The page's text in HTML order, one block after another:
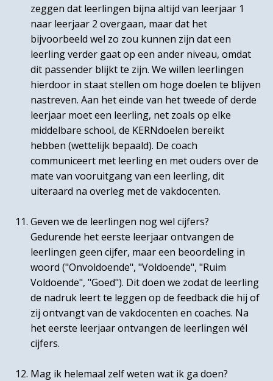
zeggen dat leerlingen bijna altijd van leerjaar 1
naar leerjaar 2 overgaan, maar dat het
bijvoorbeeld wel zo zou kunnen zijn dat een
leerling verder gaat op een ander niveau, omdat
dit passender blijkt te zijn. We willen leerlingen
hierdoor in staat stellen om hoge doelen te blijven
nastreven. Aan het einde van het tweede of derde
leerjaar moet een leerling, net zoals op elke
middelbare school, de KERNdoelen bereikt
hebben (wettelijk bepaald). De coach
communiceert met leerling en met ouders over de
mate van vooruitgang van een leerling, dit
uiteraard na overleg met de vakdocenten.
Geven we de leerlingen nog wel cijfers?
Gedurende het eerste leerjaar ontvangen de
leerlingen geen cijfer, maar een beoordeling in
woord ("Onvoldoende", "Voldoende", "Ruim
Voldoende", "Goed"). Dit doen we zodat de leerling
de nadruk leert te leggen op de feedback die hij of
zij ontvangt van de vakdocenten en coaches. Na
het eerste leerjaar ontvangen de leerlingen wél
cijfers.
Mag ik helemaal zelf weten wat ik ga doen?